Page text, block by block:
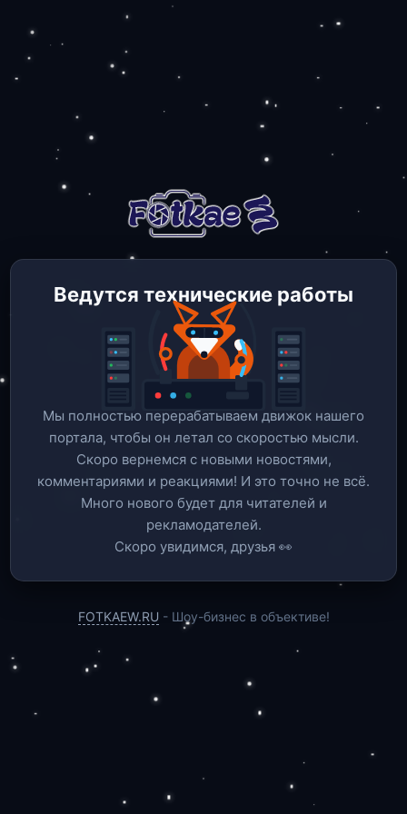
Ведутся технические работы
Мы полностью перерабатываем движок нашего
портала, чтобы он летал со скоростью мысли.
Скоро вернемся c новыми новостями,
комментариями и реакциями! И это точно не всё.
Много нового будет для читателей и
рекламодателей.
Скоро увидимся, друзья 👀
FOTKAEW.RU - Шоу-бизнес в объективе!